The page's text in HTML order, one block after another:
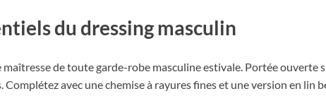
du dressing masculin
de toute garde-robe masculine estivale. Portée ouverte
avec une chemise à rayures fines et une version en lin